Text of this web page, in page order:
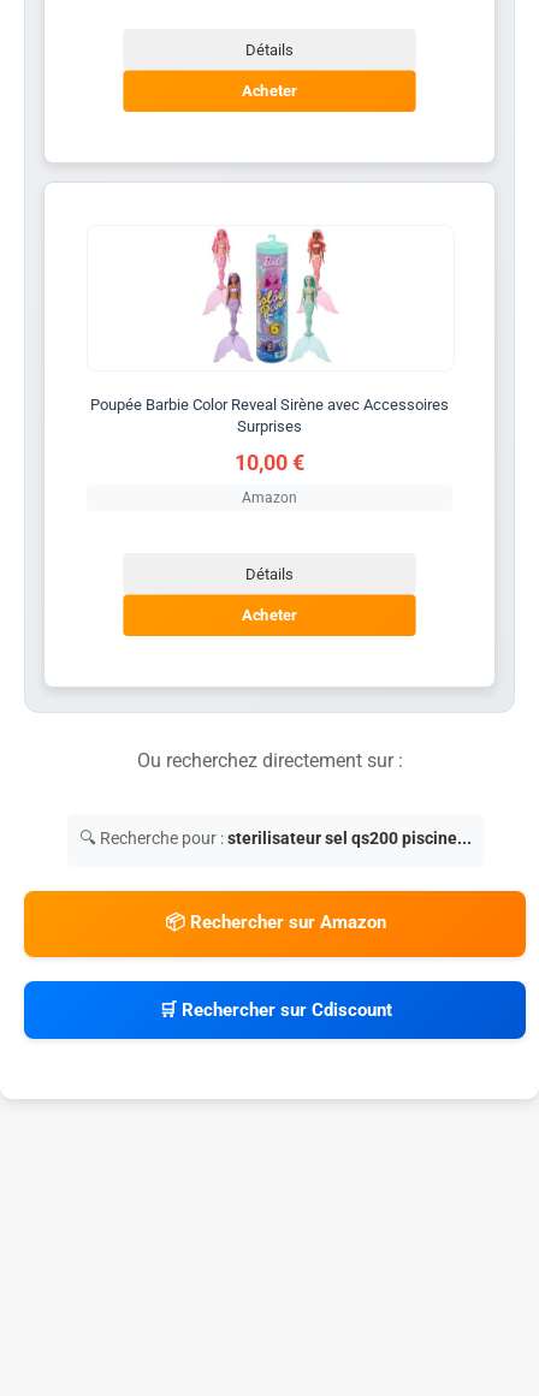
Détails
Acheter
Poupée Barbie Color Reveal Sirène avec Accessoires
Surprises
10,00 €
Amazon
Détails
Acheter
Ou recherchez directement sur :
🔍 Recherche pour :sterilisateur sel qs200 piscine...
📦 Rechercher sur Amazon
🛒 Rechercher sur Cdiscount